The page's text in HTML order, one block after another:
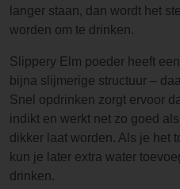
langer staan, dan wordt het
worden om te drinken.
Slippery Elm poeder heeft
bijna slijmerige structuur –
Snel opdrinken zorgt ervoor
indikt en werkt net zo goed
dikker laat worden. Als je het
kun je later extra water
drinken.